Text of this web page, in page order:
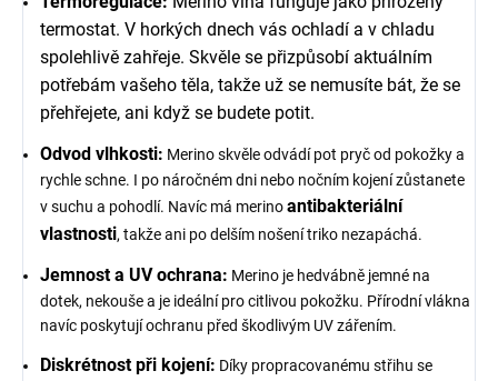
termostat. V horkých dnech vás ochladí a v chladu
spolehlivě zahřeje. Skvěle se přizpůsobí aktuálním
potřebám vašeho těla, takže už se nemusíte bát, že se
přehřejete, ani když se budete potit.
Odvod vlhkosti: Merino skvěle odvádí pot pryč od pokožky a
rychle schne. I po náročném dni nebo nočním kojení zůstanete
v suchu a pohodlí. Navíc má merinoantibakteriální
vlastnosti, takže ani po delším nošení triko nezapáchá.
Jemnost a UV ochrana: Merino je hedvábně jemné na
dotek, nekouše a je ideální pro citlivou pokožku. Přírodní vlákna
navíc poskytují ochranu před škodlivým UV zářením.
Diskrétnost při kojení: Díky propracovanému střihu se